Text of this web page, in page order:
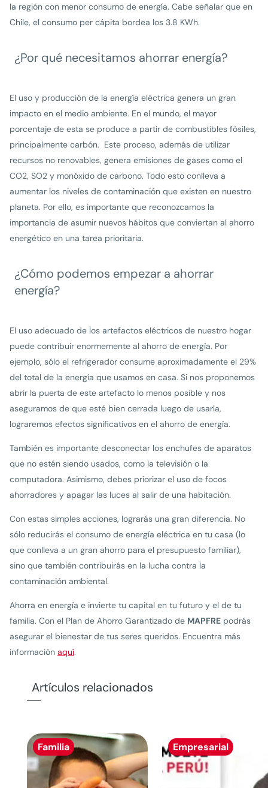
la región con menor consumo de energía. Cabe señalar que en
Chile, el consumo per cápita bordea los 3.8 KWh.
¿Por qué necesitamos ahorrar energía?
El uso y producción de la energía eléctrica genera un gran
impacto en el medio ambiente. En el mundo, el mayor
porcentaje de esta se produce a partir de combustibles fósiles,
principalmente carbón. Este proceso, además de utilizar
recursos no renovables, genera emisiones de gases como el
CO2, SO2 y monóxido de carbono. Todo esto conlleva a
aumentar los niveles de contaminación que existen en nuestro
planeta. Por ello, es importante que reconozcamos la
importancia de asumir nuevos hábitos que conviertan al ahorro
energético en una tarea prioritaria.
¿Cómo podemos empezar a ahorrar
energía?
El uso adecuado de los artefactos eléctricos de nuestro hogar
puede contribuir enormemente al ahorro de energía. Por
ejemplo, sólo el refrigerador consume aproximadamente el 29%
del total de la energía que usamos en casa. Si nos proponemos
abrir la puerta de este artefacto lo menos posible y nos
aseguramos de que esté bien cerrada luego de usarla,
lograremos efectos significativos en el ahorro de energía.
También es importante desconectar los enchufes de aparatos
que no estén siendo usados, como la televisión o la
computadora. Asimismo, debes priorizar el uso de focos
ahorradores y apagar las luces al salir de una habitación.
Con estas simples acciones, lograrás una gran diferencia. No
sólo reducirás el consumo de energía eléctrica en tu casa (lo
que conlleva a un gran ahorro para el presupuesto familiar),
sino que también contribuirás en la lucha contra la
contaminación ambiental.
Ahorra en energía e invierte tu capital en tu futuro y el de tu
familia. Con el Plan de Ahorro Garantizado de MAPFRE podrás
asegurar el bienestar de tus seres queridos. Encuentra más
información aquí.
Artículos relacionados
Familia Empresarial